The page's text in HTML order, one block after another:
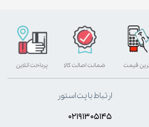
قیمت پرداخت آنلاین ضمانت اصالت کالا
ارتباط با پت استور
۰۲۱۹۱۳۰۵۱۴۵